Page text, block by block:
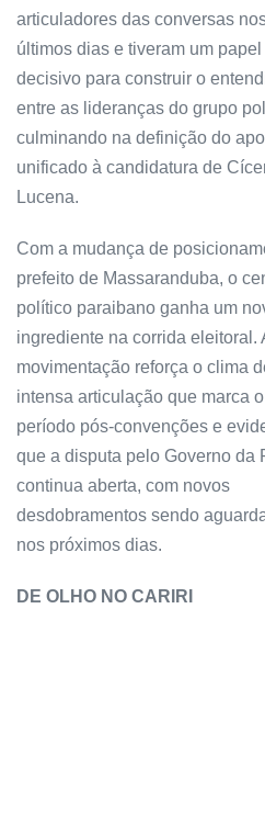
articuladores das conversas
últimos dias e tiveram um papel
decisivo para construir o
entre as lideranças do grupo
culminando na definição do
unificado à candidatura de
Lucena.
Com a mudança de
prefeito de Massaranduba, o
político paraibano ganha um
ingrediente na corrida eleitoral.
movimentação reforça o clima
intensa articulação que marca o
período pós-convenções e
que a disputa pelo Governo da
continua aberta, com novos
desdobramentos sendo
nos próximos dias.
DE OLHO NO CARIRI